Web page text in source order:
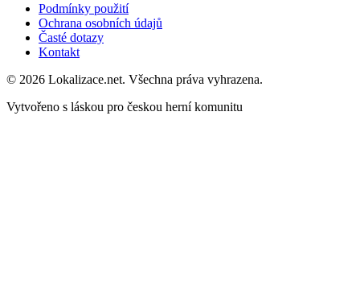
Podmínky použití
Ochrana osobních údajů
Časté dotazy
Kontakt
© 2026 Lokalizace.net. Všechna práva vyhrazena.
Vytvořeno s láskou pro českou herní komunitu